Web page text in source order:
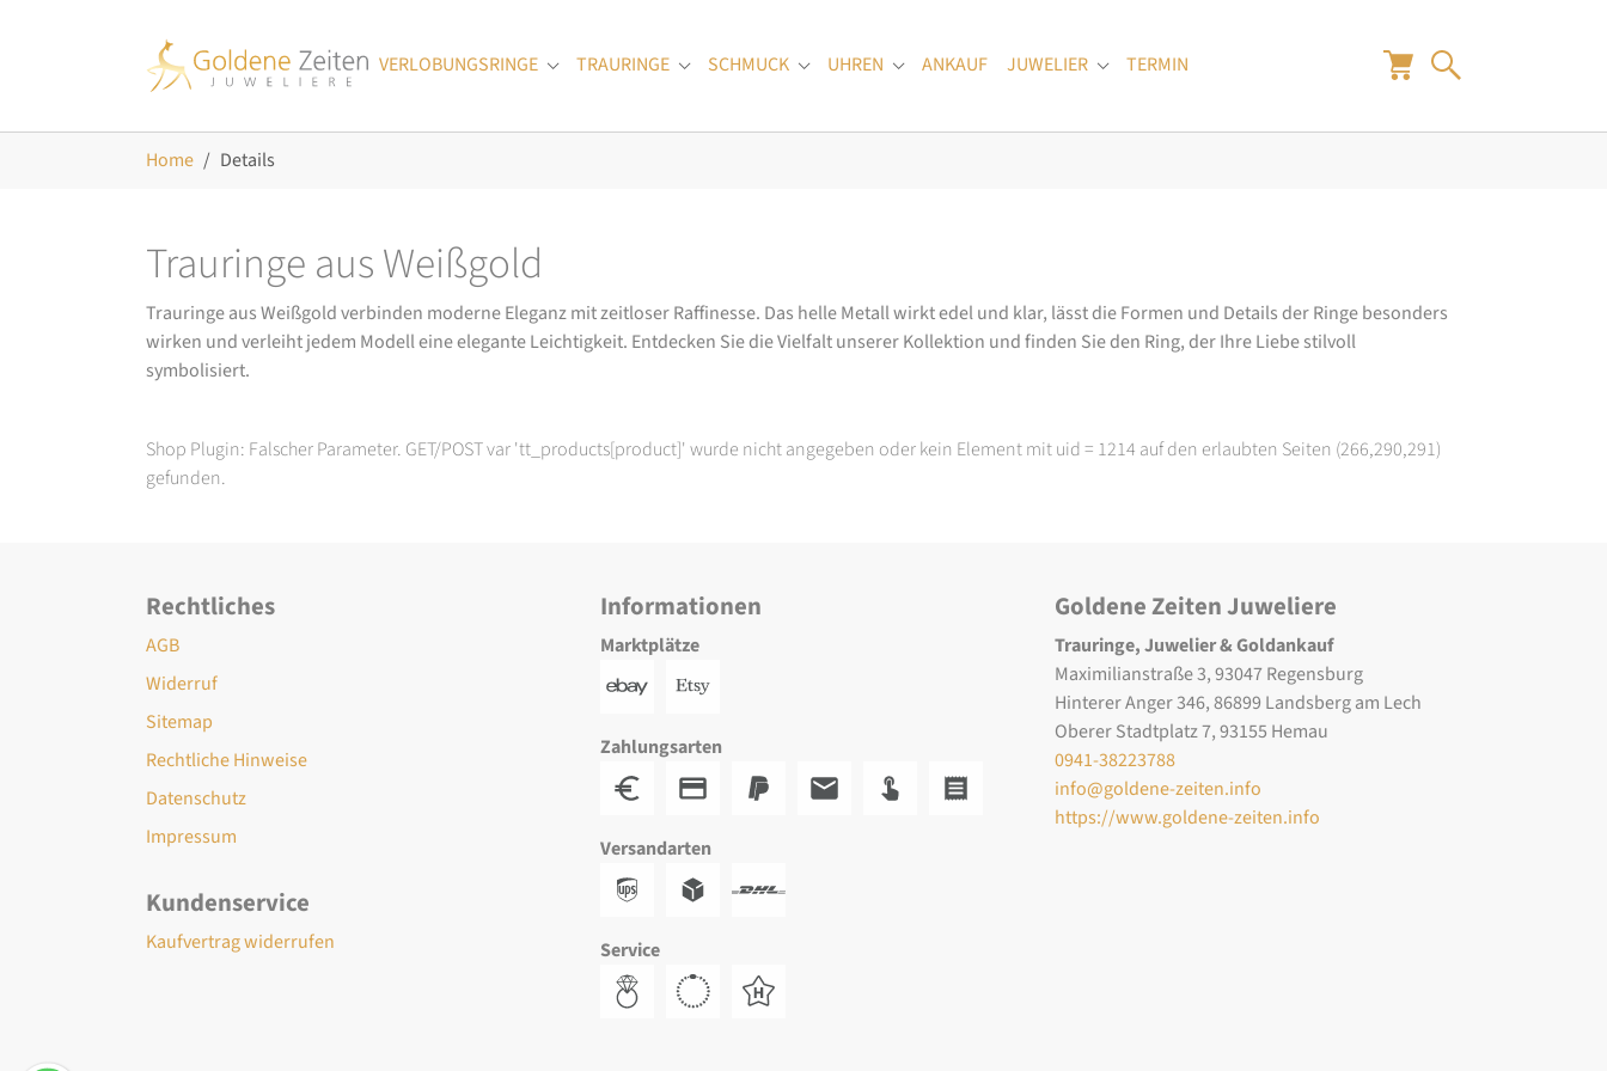
VERLOBUNGSRINGE
Submenu for "Verlobungsringe"
TRAURINGE Submenu for "Trauringe"
SCHMUCK Submenu for "Schmuck"
UHREN Submenu for "Uhren"
ANKAUF JUWELIER Submenu for "Juwelier"
TERMIN
Home Details
Trauringe aus Weißgold
Trauringe aus Weißgold verbinden moderne Eleganz mit zeitloser Raffinesse. Das helle Metall wirkt edel und klar, lässt die Formen und Details der Ringe besonders
wirken und verleiht jedem Modell eine elegante Leichtigkeit. Entdecken Sie die Vielfalt unserer Kollektion und finden Sie den Ring, der Ihre Liebe stilvoll
symbolisiert.
Shop Plugin: Falscher Parameter. GET/POST var 'tt_products[product]' wurde nicht angegeben oder kein Element mit uid = 1214 auf den erlaubten Seiten (266,290,291)
gefunden.
Rechtliches
AGB
Widerruf
Sitemap
Rechtliche Hinweise
Datenschutz
Impressum
Kundenservice
Kaufvertrag widerrufen
Informationen
Marktplätze
Zahlungsarten
Versandarten
Service
Goldene Zeiten Juweliere
Trauringe, Juwelier & Goldankauf
Maximilianstraße 3, 93047 Regensburg
Hinterer Anger 346, 86899 Landsberg am Lech
Oberer Stadtplatz 7, 93155 Hemau
0941-38223788
info@goldene-zeiten.info
https://www.goldene-zeiten.info